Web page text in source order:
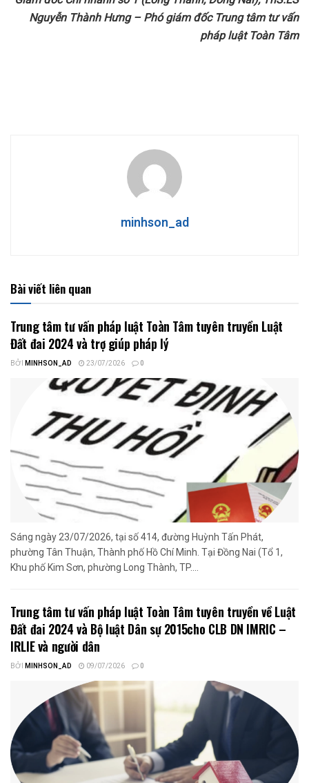
Nguyễn Thành Hưng – Phó giám đốc Trung tâm tư vấn
pháp luật Toàn Tâm
minhson_ad
Bài viết liên quan
Trung tâm tư vấn pháp luật Toàn Tâm tuyên truyền Luật
Đất đai 2024 và trợ giúp pháp lý
BỞI MINHSON_AD 23/07/2026 0
Sáng ngày 23/07/2026, tại số 414, đường Huỳnh Tấn Phát,
phường Tân Thuận, Thành phố Hồ Chí Minh. Tại Đồng Nai (Tổ 1,
Khu phố Kim Sơn, phường Long Thành, TP....
Trung tâm tư vấn pháp luật Toàn Tâm tuyên truyền về Luật
Đất đai 2024 và Bộ luật Dân sự 2015cho CLB DN IMRIC –
IRLIE và người dân
BỞI MINHSON_AD 09/07/2026 0